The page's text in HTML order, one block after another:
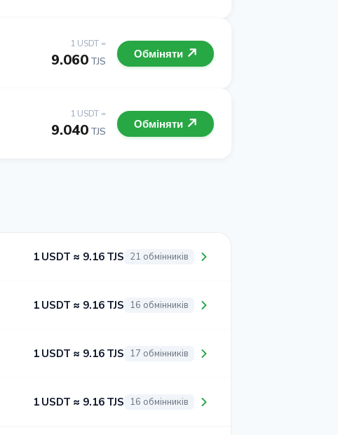
1 USDT =
9.060 TJS
Обміняти
1 USDT =
9.040 TJS
Обміняти
1 USDT ≈ 9.16 TJS 21 обмінників
1 USDT ≈ 9.16 TJS 16 обмінників
1 USDT ≈ 9.16 TJS 17 обмінників
1 USDT ≈ 9.16 TJS 16 обмінників